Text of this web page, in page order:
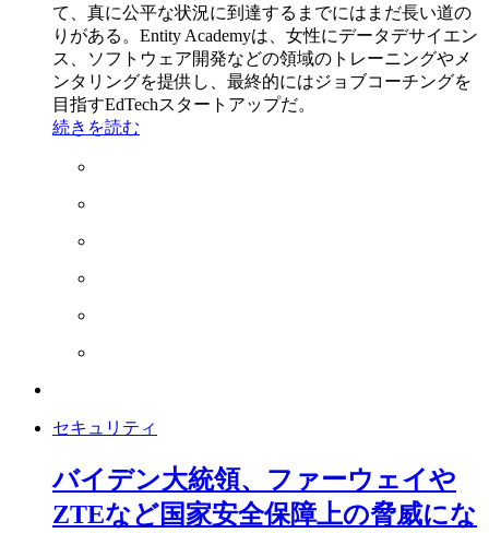
て、真に公平な状況に到達するまでにはまだ長い道の
りがある。Entity Academyは、女性にデータデサイエン
ス、ソフトウェア開発などの領域のトレーニングやメ
ンタリングを提供し、最終的にはジョブコーチングを
目指すEdTechスタートアップだ。
続きを読む
セキュリティ
バイデン大統領、ファーウェイや
ZTEなど国家安全保障上の脅威にな